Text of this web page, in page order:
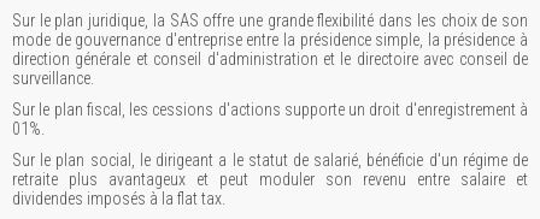
Sur le plan juridique, la SAS offre une grande flexibilité dans les choix de son
mode de gouvernance d'entreprise entre la présidence simple, la présidence à
direction générale et conseil d'administration et le directoire avec conseil de
surveillance.
Sur le plan fiscal, les cessions d'actions supporte un droit d'enregistrement à
01%.
Sur le plan social, le dirigeant a le statut de salarié, bénéficie d'un régime de
retraite plus avantageux et peut moduler son revenu entre salaire et
dividendes imposés à la flat tax.